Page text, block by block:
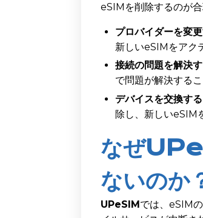
eSIMを削除するのが
プロバイダーを変更
新しいeSIMをアク
接続の問題を解決す
で問題が解決するこ
デバイスを交換する
除し、新しいeSIM
なぜ
ないのか
UPeSIMでは、eSIM